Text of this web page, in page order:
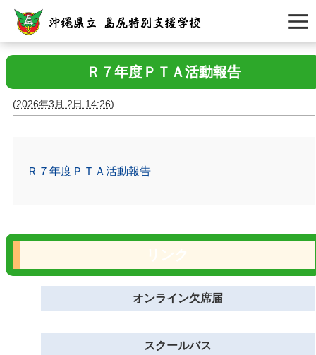
Ｒ７年度ＰＴＡ活動報告
(2026年3月 2日 14:26)
Ｒ７年度ＰＴＡ活動報告
オンライン欠席届
スクールバス